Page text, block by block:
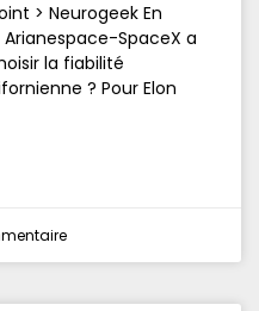
> Neurogeek En
SpaceX a
la fiabilité
? Pour Elon